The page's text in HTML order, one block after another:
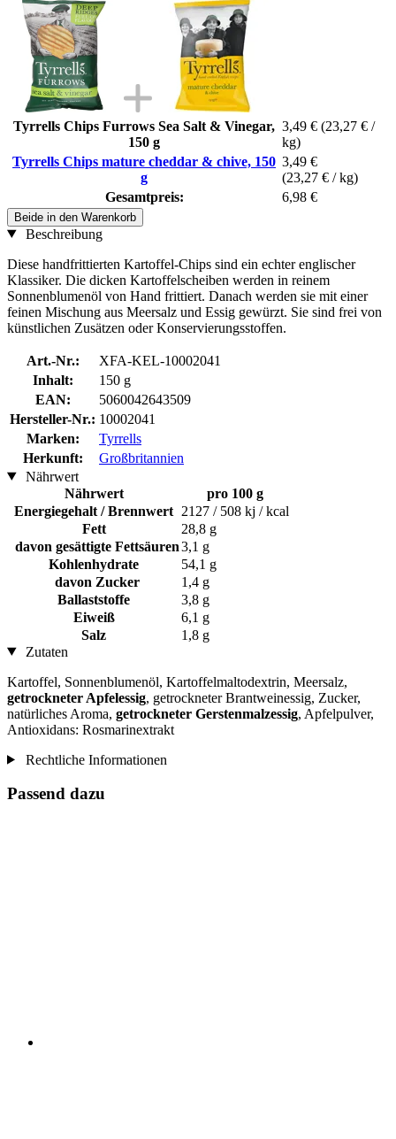
Tyrrells Chips Furrows Sea Salt & Vinegar,
150 g
3,49 € (23,27 € /
kg)
Tyrrells Chips mature cheddar & chive, 150
g
3,49 €
(23,27 € / kg)
Gesamtpreis:
6,98 €
Beide in den Warenkorb
Beschreibung
Diese handfrittierten Kartoffel-Chips sind ein echter englischer
Klassiker. Die dicken Kartoffelscheiben werden in reinem
Sonnenblumenöl von Hand frittiert. Danach werden sie mit einer
feinen Mischung aus Meersalz und Essig gewürzt. Sie sind frei von
künstlichen Zusätzen oder Konservierungsstoffen.
Art.-Nr.:
XFA-KEL-10002041
Inhalt:
150 g
EAN:
5060042643509
Hersteller-Nr.: 10002041
Marken:
Tyrrells
Herkunft:
Großbritannien
Nährwert
Nährwert
pro 100 g
Energiegehalt / Brennwert 2127 / 508 kj / kcal
Fett
28,8 g
davon gesättigte Fettsäuren3,1 g
Kohlenhydrate
54,1 g
davon Zucker
1,4 g
Ballaststoffe
3,8 g
Eiweiß
6,1 g
Salz
1,8 g
Zutaten
Kartoffel, Sonnenblumenöl, Kartoffelmaltodextrin, Meersalz,
getrockneter Apfelessig, getrockneter Brantweinessig, Zucker,
natürliches Aroma, getrockneter Gerstenmalzessig, Apfelpulver,
Antioxidans: Rosmarinextrakt
Rechtliche Informationen
Passend dazu